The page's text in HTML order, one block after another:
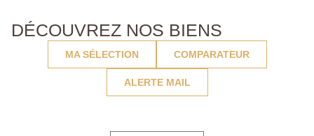
DÉCOUVREZ NOS BIENS
MA SÉLECTION COMPARATEUR
ALERTE MAIL